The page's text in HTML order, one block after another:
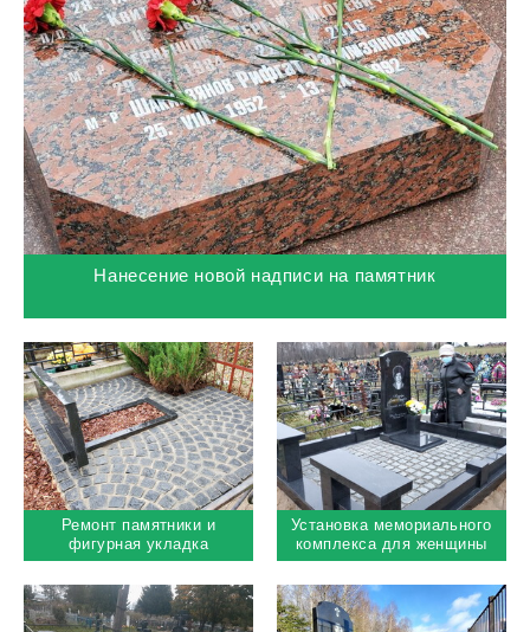
Нанесение новой надписи на памятник
Ремонт памятники и
фигурная укладка
брусчатки
Установка мемориального
комплекса для женщины